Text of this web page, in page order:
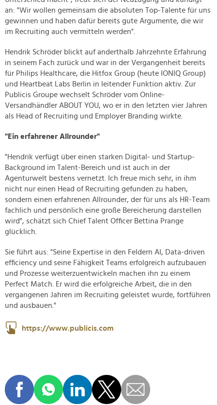
an: "Wir wollen gemeinsam die absoluten Top-Talente für uns
gewinnen und haben dafür bereits gute Argumente, die wir
im Recruiting auch vermitteln werden".
Hendrik Schröder blickt auf anderthalb Jahrzehnte Erfahrung
in seinem Fach zurück und war in der Vergangenheit bereits
für Philips Healthcare, die Hitfox Group (heute IONIQ Group)
und Heartbeat Labs Berlin in leitender Funktion aktiv. Zur
Publicis Groupe wechselt Schröder vom Online-
Versandhändler ABOUT YOU, wo er in den letzten vier Jahren
als Head of Recruiting und Employer Branding wirkte.
"Ein erfahrener Allrounder"
"Hendrik verfügt über einen starken Digital- und Startup-
Background im Talent-Bereich und ist auch in der
Agenturwelt bestens vernetzt. Ich freue mich sehr, in ihm
nicht nur einen Head of Recruiting gefunden zu haben,
sondern einen erfahrenen Allrounder, der für uns als HR-Team
fachlich und persönlich eine große Bereicherung darstellen
wird", schätzt sich Chief Talent Officer Bettina Prange
glücklich.
Sie führt aus: "Seine Expertise in den Feldern AI, Data-driven
efficiency und seine Fähigkeit Teams erfolgreich aufzubauen
und Prozesse weiterzuentwickeln machen ihn zu einem
Perfect Match. Er wird die erfolgreiche Arbeit, die in den
vergangenen Jahren im Recruiting geleistet wurde, fortführen
und ausbauen."
https://www.publicis.com